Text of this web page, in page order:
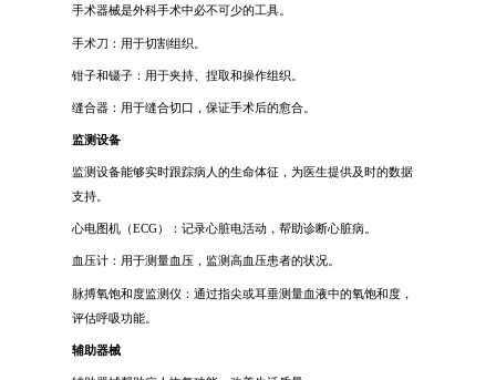
手术器械是外科手术中必不可少的工具。
手术刀：用于切割组织。
钳子和镊子：用于夹持、捏取和操作组织。
缝合器：用于缝合切口，保证手术后的愈合。
监测设备
监测设备能够实时跟踪病人的生命体征，为医生提供及时的数据
支持。
心电图机（ECG）：记录心脏电活动，帮助诊断心脏病。
血压计：用于测量血压，监测高血压患者的状况。
脉搏氧饱和度监测仪：通过指尖或耳垂测量血液中的氧饱和度，
评估呼吸功能。
辅助器械